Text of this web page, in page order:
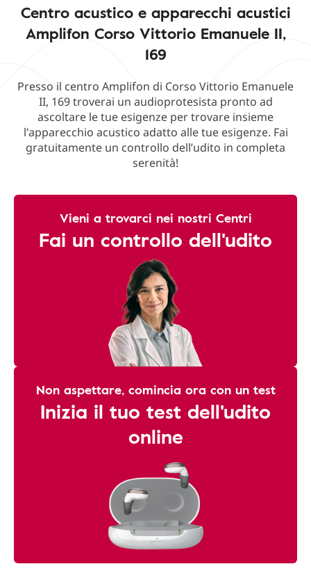
Centro acustico e apparecchi acustici
Amplifon Corso Vittorio Emanuele II,
169
Presso il centro Amplifon di Corso Vittorio Emanuele
II, 169 troverai un audioprotesista pronto ad
ascoltare le tue esigenze per trovare insieme
l'apparecchio acustico adatto alle tue esigenze. Fai
gratuitamente un controllo dell’udito in completa
serenità!
Vieni a trovarci nei nostri Centri
Fai un controllo dell'udito
Non aspettare, comincia ora con un test
Inizia il tuo test dell'udito
online